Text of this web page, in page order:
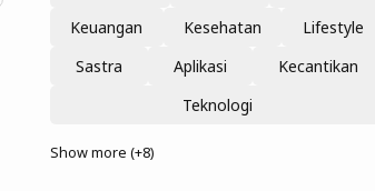
Keuangan
Kesehatan
Lifestyle
Sastra
Aplikasi
Kecantikan
Teknologi
Show more (+8)